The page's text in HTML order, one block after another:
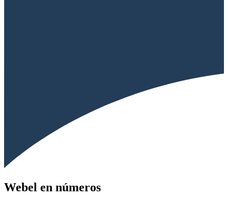
Webel en números